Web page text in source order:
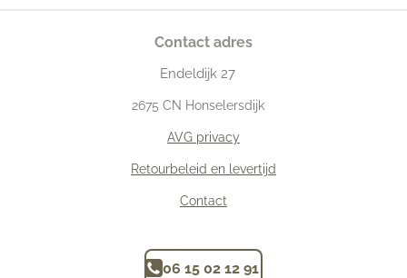
Contact adres
Endeldijk 27
2675 CN Honselersdijk
AVG privacy
Retourbeleid en levertijd
Contact
06 15 02 12 91